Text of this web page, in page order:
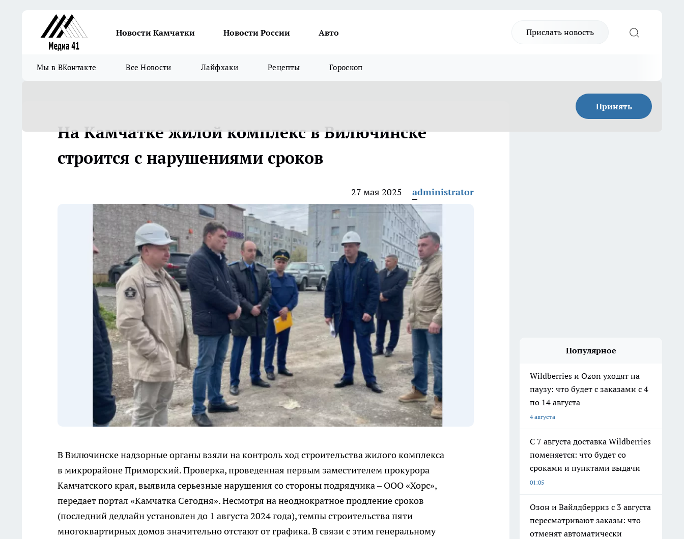
Новости Камчатки Новости России Авто Прислать новость
Мы в ВКонтакте Все Новости Лайфхаки Рецепты Гороскоп
Принять
На Камчатке жилой комплекс в Вилючинске
строится с нарушениями сроков
27 мая 2025 administrator
В Вилючинске надзорные органы взяли на контроль ход строительства жилого комплекса
в микрорайоне Приморский. Проверка, проведенная первым заместителем прокурора
Камчатского края, выявила серьезные нарушения со стороны подрядчика – ООО «Хорс»,
передает портал «Камчатка Сегодня». Несмотря на неоднократное продление сроков
(последний дедлайн установлен до 1 августа 2024 года), темпы строительства пяти
многоквартирных домов значительно отстают от графика. В связи с этим генеральному
Популярное
Wildberries и Ozon уходят на
паузу: что будет с заказами с 4
по 14 августа
4 августа
С 7 августа доставка Wildberries
поменяется: что будет со
сроками и пунктами выдачи
01:05
Озон и Вайлдберриз с 3 августа
пересматривают заказы: что
отменят автоматически